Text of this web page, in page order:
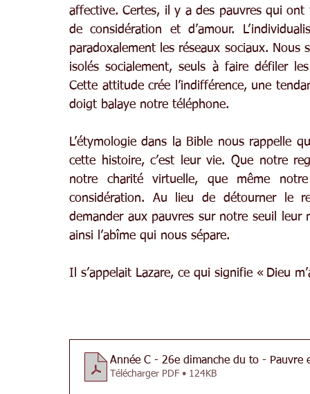
affective. Certes, il y a des pauvres qui
de considération et d’amour.
paradoxalement les réseaux sociaux.
isolés socialement, seuls à faire défiler
Cette attitude crée l’indifférence, une
doigt balaye notre téléphone.
L’étymologie dans la Bible nous rappelle
cette histoire, c’est leur vie. Que notre
notre charité virtuelle, que même
considération. Au lieu de détourner le
demander aux pauvres sur notre seuil leur
ainsi l’abîme qui nous sépare.
Il s’appelait Lazare, ce qui signifie « Dieu
Année C - 26e dimanche du to - Pauvre
Télécharger PDF • 124KB